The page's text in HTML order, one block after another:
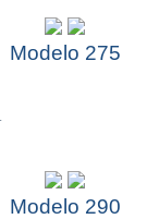
Modelo 275
Modelo 290